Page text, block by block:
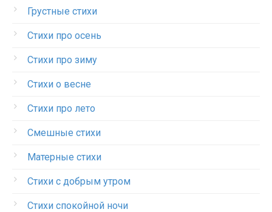
Грустные стихи
Стихи про осень
Стихи про зиму
Стихи о весне
Стихи про лето
Смешные стихи
Матерные стихи
Стихи с добрым утром
Стихи спокойной ночи